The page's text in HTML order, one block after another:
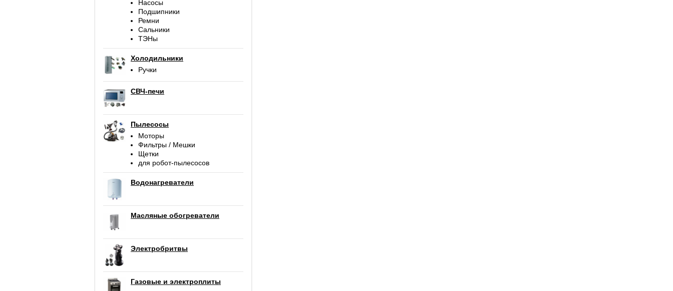
Насосы
Подшипники
Ремни
Сальники
ТЭНы
Холодильники
Ручки
СВЧ-печи
Пылесосы
Моторы
Фильтры / Мешки
Щетки
для робот-пылесосов
Водонагреватели
Масляные обогреватели
Электробритвы
Газовые и электроплиты